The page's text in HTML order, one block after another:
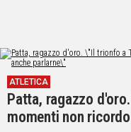
ATLETICA
Patta, ragazzo
momenti non